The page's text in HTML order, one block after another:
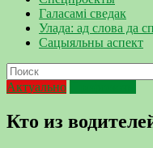
Галасамі сведак
Улада: ад слова да
Сацыяльны аспект
Актуально
Кто из